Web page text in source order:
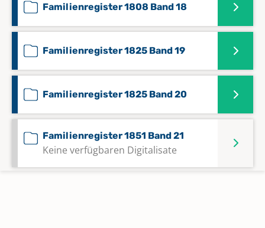
Familienregister 1808 Band 18
Familienregister 1825 Band 19
Familienregister 1825 Band 20
Familienregister 1851 Band 21
Keine verfügbaren Digitalisate